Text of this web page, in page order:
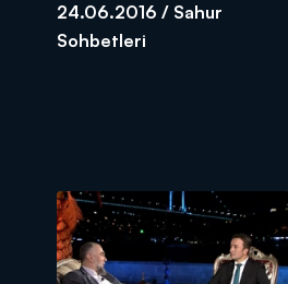
24.06.2016 / Sahur
Sohbetleri